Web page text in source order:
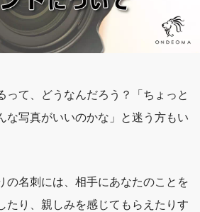
って、どうなんだろう？「ちょっと
な写真がいいのかな」と迷う方もい
の名刺には、相手にあなたのことを
たり、親しみを感じてもらえたりす